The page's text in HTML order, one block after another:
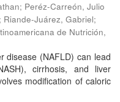
; Peréz-Carreón, Julio
; Riande-Juárez, Gabriel;
de Nutrición,
disease (NAFLD) can lead
cirrhosis, and liver
modification of caloric